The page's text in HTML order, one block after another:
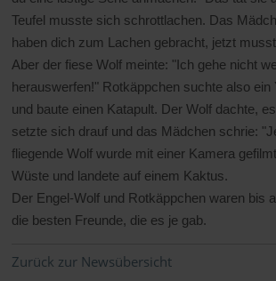
Teufel musste sich schrottlachen. Das
haben dich zum Lachen gebracht, jetzt
Aber der fiese Wolf meinte: "Ich gehe nicht
herauswerfen!" Rotkäppchen suchte also ein
und baute einen Katapult. Der Wolf dachte,
setzte sich drauf und das Mädchen schrie:
fliegende Wolf wurde mit einer Kamera
Wüste und landete auf einem Kaktus.
Der Engel-Wolf und Rotkäppchen waren bis
die besten Freunde, die es je gab.
Zurück zur Newsübersicht